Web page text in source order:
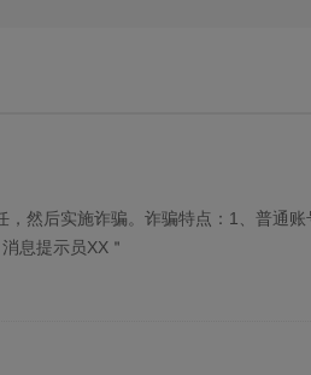
然后实施诈骗。诈骗特点：1、普通账
息提示员XX＂